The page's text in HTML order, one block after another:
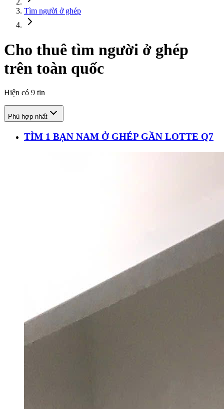
Tìm người ở ghép
Cho thuê tìm người ở ghép
trên toàn quốc
Hiện có 9 tin
Phù hợp nhất
TÌM 1 BẠN NAM Ở GHÉP GẦN LOTTE Q7